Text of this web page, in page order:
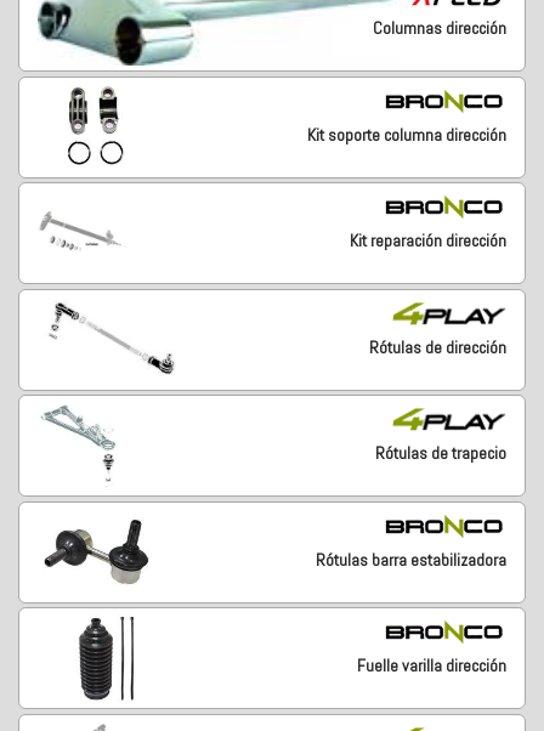
Columnas dirección
Kit soporte columna dirección
Kit reparación dirección
Rótulas de dirección
Rótulas de trapecio
Rótulas barra estabilizadora
Fuelle varilla dirección